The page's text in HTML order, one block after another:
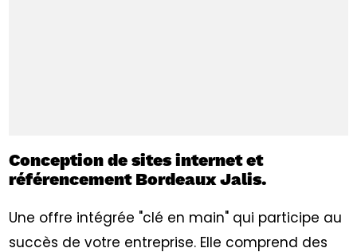
Conception de sites internet et
référencement Bordeaux Jalis.
Une offre intégrée "clé en main" qui participe au
succès de votre entreprise. Elle comprend des